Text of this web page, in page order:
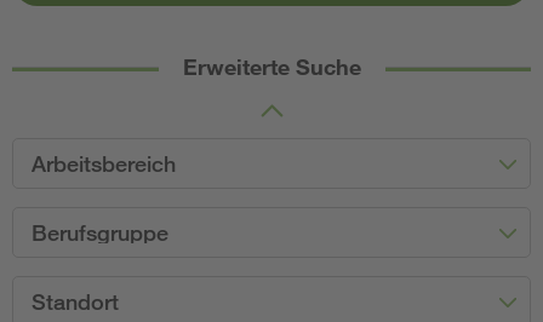
Erweiterte Suche
Arbeitsbereich
Berufsgruppe
Standort